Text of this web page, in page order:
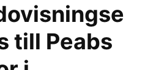
till Peabs